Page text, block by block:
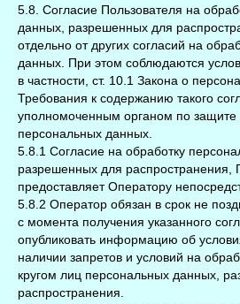
5.8. Согласие Пользователя на
данных, разрешенных для
отдельно от других согласий на
данных. При этом соблюдаются
в частности, ст. 10.1 Закона о
Требования к содержанию такого
уполномоченным органом по защите
персональных данных.
5.8.1 Согласие на обработку
разрешенных для распространения,
предоставляет Оператору
5.8.2 Оператор обязан в срок не
с момента получения указанного
опубликовать информацию об
наличии запретов и условий на
кругом лиц персональных данных,
распространения.